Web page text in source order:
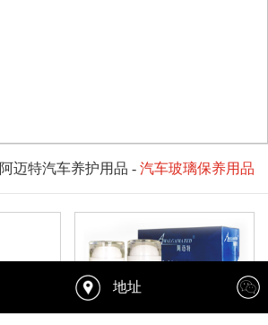
阿迈特汽车养护用品 - 汽车玻璃保养用品
地址